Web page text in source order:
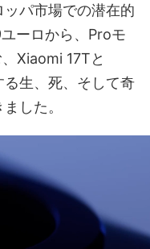
パ市場での潜在的
ーロから、Proモ
Xiaomi 17Tと
生、死、そして奇
した。